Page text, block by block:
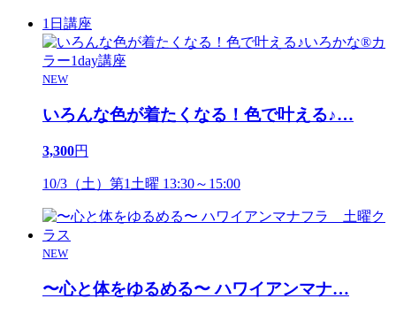
1日講座
NEW
いろんな色が着たくなる！色で叶える♪…
3,300円
10/3（土）第1土曜 13:30～15:00
NEW
〜心と体をゆるめる〜 ハワイアンマナ…